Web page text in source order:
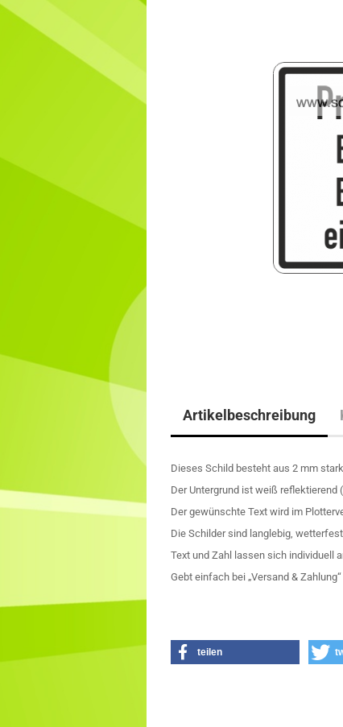
Artikelbeschreibung
Dieses Schild besteht aus 2 mm
Der Untergrund ist weiß reflektierend
Der gewünschte Text wird im
Die Schilder sind langlebig,
Text und Zahl lassen sich individuell
Gebt einfach bei „Versand &
teilen